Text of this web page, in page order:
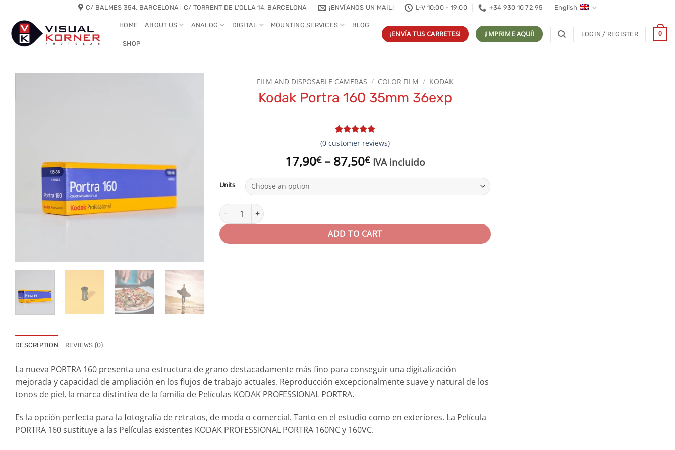
content
C/ BALMES 354, BARCELONA | C/ TORRENT DE L'OLLA 14, BARCELONA ¡ENVÍANOS UN MAIL! L-V 10:00 - 19:00 +34 930 10 72 95 English
HOME ABOUT US ANALOG DIGITAL MOUNTING SERVICES BLOG
SHOP
¡ENVÍA TUS CARRETES! ¡IMPRIME AQUÍ! LOGIN / REGISTER 0
FILM AND DISPOSABLE CAMERAS / COLOR FILM / KODAK
Kodak Portra 160 35mm 36exp
Rated5
based on
1
customer
(0 customer reviews)
17,90€ – 87,50€Price
through
IVA incluido
Units
Kodak Portra 160 35mm 36exp quantity
ADD TO CART
DESCRIPTION REVIEWS (0)
La nueva PORTRA 160 presenta una estructura de grano destacadamente más fino para conseguir una digitalización
mejorada y capacidad de ampliación en los flujos de trabajo actuales. Reproducción excepcionalmente suave y natural de los
tonos de piel, la marca distintiva de la familia de Películas KODAK PROFESSIONAL PORTRA.
Es la opción perfecta para la fotografía de retratos, de moda o comercial. Tanto en el estudio como en exteriores. La Película
PORTRA 160 sustituye a las Películas existentes KODAK PROFESSIONAL PORTRA 160NC y 160VC.